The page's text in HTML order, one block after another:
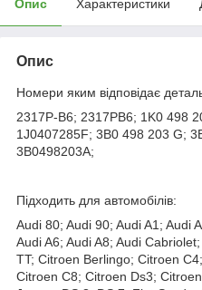
Опис Характеристики
Опис
Номери яким відповідає
2317P-B6; 2317PB6; 1K0 498
1J0407285F; 3B0 498 203 G;
3B0498203A;
Підходить для автомобілів:
Audi 80; Audi 90; Audi A1; Audi
Audi A6; Audi A8; Audi
TT; Citroen Berlingo; Citroen
Citroen C8; Citroen Ds3;